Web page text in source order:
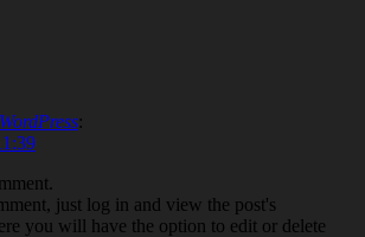
:
just log in and view the post's
you will have the option to edit or delete